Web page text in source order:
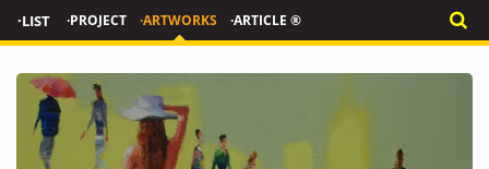
·LIST ·PROJECT ·ARTWORKS ·ARTICLE ®